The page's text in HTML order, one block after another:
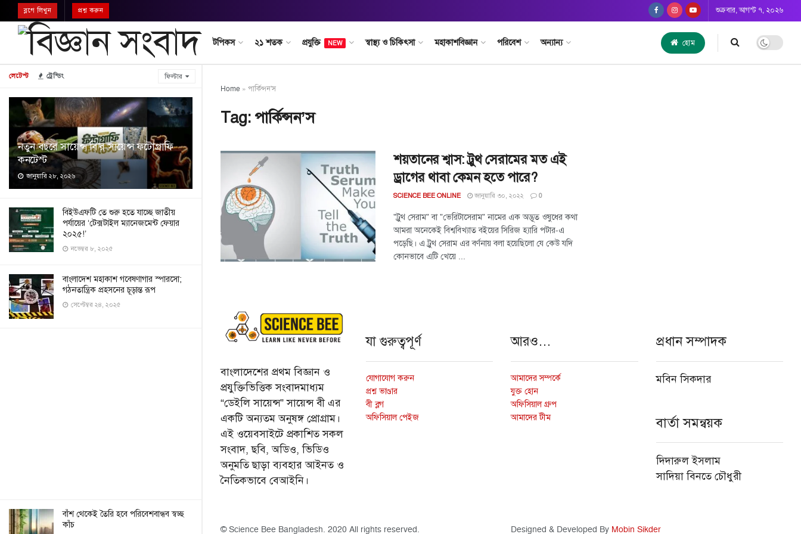
লেটেস্ট ট্রেন্ডিং ফিল্টার
নতুন বছরে সায়েন্স বি’র সায়েন্স ফটোগ্রাফি
কনটেস্ট
জানুয়ারি ২৮, ২০২৬
বিইউএফটি তে শুরু হতে যাচ্ছে জাতীয়
পর্যায়ের ‘টেক্সটাইল ম্যানেজমেন্ট ফেয়ার
২০২৫!’
নভেম্বর ৮, ২০২৫
বাংলাদেশ মহাকাশ গবেষণাগার স্পারসো;
গঠনতান্ত্রিক প্রহসনের চূড়ান্ত রূপ
সেপ্টেম্বর ২৪, ২০২৫
বাঁশ থেকেই তৈরি হবে পরিবেশবান্ধব স্বচ্ছ
কাঁচ
ব্লগে লিখুন প্রশ্ন করুন শুক্রবার, আগস্ট ৭, ২০২৬
টপিকস ২১ শতক প্রযুক্তি NEW স্বাস্থ্য ও চিকিৎসা মহাকাশবিজ্ঞান পরিবেশ অন্যান্য হোম
Home » পার্কিন্সন'স
Tag: পার্কিন্সন’স
শয়তানের শ্বাস: ট্রুথ সেরামের মত এই
ড্রাগের থাবা কেমন হতে পারে?
SCIENCE BEE ONLINE জানুয়ারি ৩০, ২০২২ 0
"ট্রুথ সেরাম" বা "ভেরিটাসেরাম" নামের এক অদ্ভূত ওষুধের কথা
আমরা অনেকেই বিশ্ববিখ্যাত ব‌ইয়ের সিরিজ হ্যারি পটার-এ
পড়েছি। এ ট্রুথ সেরাম এর বর্ণনায় বলা হয়েছিলো যে কেউ যদি
কোনভাবে এটি খেয়ে ...
বাংলাদেশের প্রথম বিজ্ঞান ও
প্রযুক্তিভিত্তিক সংবাদমাধ্যম
“ডেইলি সায়েন্স” সায়েন্স বী এর
একটি অন্যতম অনুষঙ্গ প্রোগ্রাম।
এই ওয়েবসাইটে প্রকাশিত সকল
সংবাদ, ছবি, অডিও, ভিডিও
অনুমতি ছাড়া ব্যবহার আইনত ও
নৈতিকভাবে বেআইনি।
যা গুরুত্বপূর্ণ
যোগাযোগ করুন
প্রশ্ন ভাণ্ডার
বী ব্লগ
অফিসিয়াল পেইজ
আরও…
আমাদের সম্পর্কে
যুক্ত হোন
অফিসিয়াল গ্রুপ
আমাদের টীম
প্রধান সম্পাদক
মবিন সিকদার
বার্তা সমন্বয়ক
দিদারুল ইসলাম
সাদিয়া বিনতে চৌধুরী
© Science Bee Bangladesh. 2020 All rights reserved. Designed & Developed By Mobin Sikder